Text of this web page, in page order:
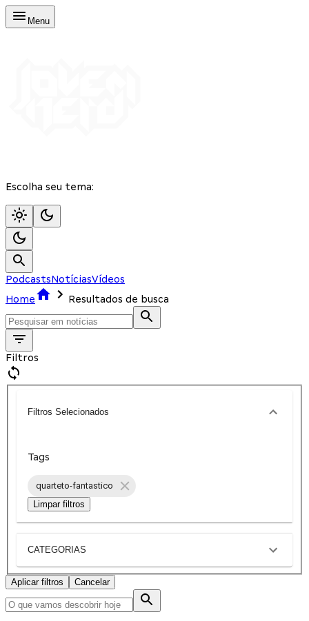
Menu
Escolha seu tema:
PodcastsNotíciasVídeos
Home
Resultados de busca
Filtros
Filtros Selecionados
Tags
quarteto-fantastico
Limpar filtros
CATEGORIAS
Aplicar filtros Cancelar